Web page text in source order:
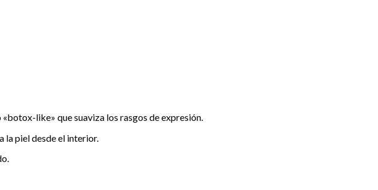
like» que suaviza los rasgos de expresión.
la piel desde el interior.